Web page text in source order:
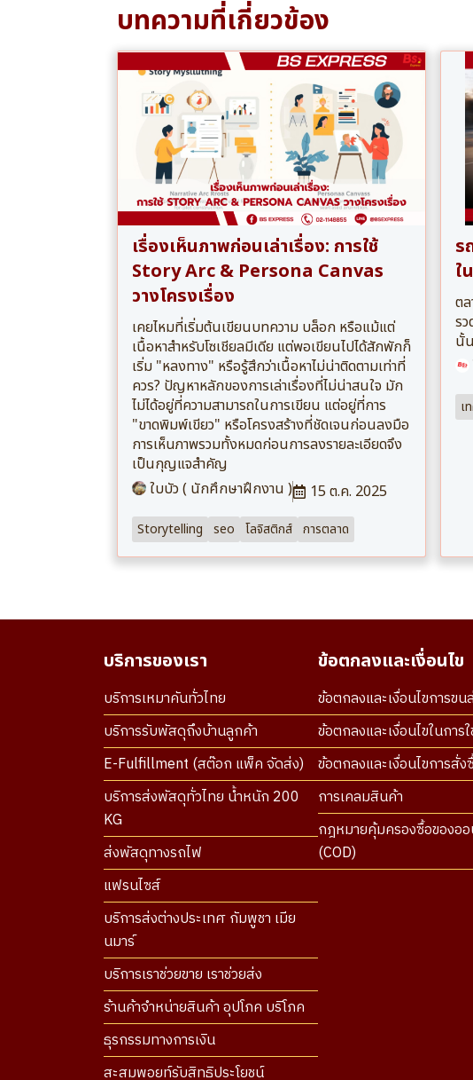
บทความที่เกี่ยวข้อง
เรื่องเห็นภาพก่อนเล่าเรื่อง: การใช้
Story Arc & Persona Canvas
วางโครงเรื่อง
เคยไหมที่เริ่มต้นเขียนบทความ บล็อก หรือแม้แต่
เนื้อหาสำหรับโซเชียลมีเดีย แต่พอเขียนไปได้สักพักก็
เริ่ม "หลงทาง" หรือรู้สึกว่าเนื้อหาไม่น่าติดตามเท่าที่
ควร? ปัญหาหลักของการเล่าเรื่องที่ไม่น่าสนใจ มัก
ไม่ได้อยู่ที่ความสามารถในการเขียน แต่อยู่ที่การ
"ขาดพิมพ์เขียว" หรือโครงสร้างที่ชัดเจนก่อนลงมือ
การเห็นภาพรวมทั้งหมดก่อนการลงรายละเอียดจึง
เป็นกุญแจสำคัญ
ใบบัว ( นักศึกษาฝึกงาน )
15 ต.ค. 2025
Storytelling seo โลจิสติกส์ การตลาด
ร
ใ
ต
ร
นั้
เ
บริการของเรา
บริการเหมาคันทั่วไทย
บริการรับพัสดุถึงบ้านลูกค้า
E-Fulfillment (สต๊อก แพ็ค จัดส่ง)
บริการส่งพัสดุทั่วไทย น้ำหนัก 200
KG
ส่งพัสดุทางรถไฟ
แฟรนไซส์
บริการส่งต่างประเทศ กัมพูชา เมีย
นมาร์
บริการเราช่วยขาย เราช่วยส่ง
ร้านค้าจำหน่ายสินค้า อุปโภค บริโภค
ธุรกรรมทางการเงิน
สะสมพอยท์รับสิทธิประโยชน์
ข้อตกลงและเงื่อนไข
ข้อตกลงและเงื่อนไขการขน
ข้อตกลงและเงื่อนไขในกา
ข้อตกลงและเงื่อนไขการสั่
การเคลมสินค้า
กฎหมายคุ้มครองซื้อของออ
(COD)